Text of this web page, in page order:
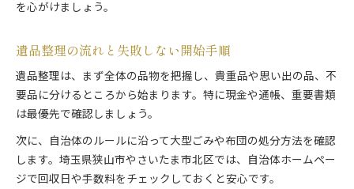
を心がけましょう。
遺品整理の流れと失敗しない開始手順
遺品整理は、まず全体の品物を把握し、貴重品や思い出の品、不
要品に分けるところから始まります。特に現金や通帳、重要書類
は最優先で確認しましょう。
次に、自治体のルールに沿って大型ごみや布団の処分方法を確認
します。埼玉県狭山市やさいたま市北区では、自治体ホームペー
ジで回収日や手数料をチェックしておくと安心です。